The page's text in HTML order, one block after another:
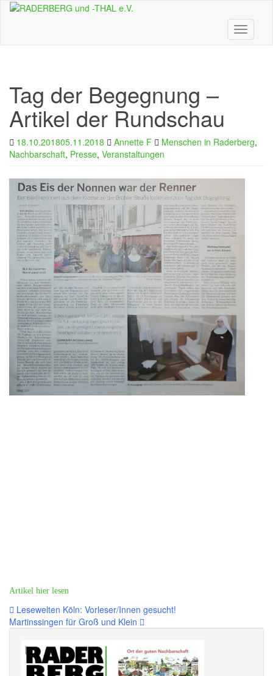
Skip
content
Toggle
Tag der Begegnung –
Artikel der Rundschau
18.10.201805.11.2018 Annette F Menschen in Raderberg,
Nachbarschaft, Presse, Veranstaltungen
Artikel hier lesen
Beitragsnavigation
Lesewelten Köln: Vorleser/Innen gesucht!
Martinssingen für Groß und Klein